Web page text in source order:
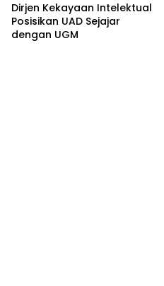
Dirjen Kekayaan Intelektual
Posisikan UAD Sejajar
dengan UGM